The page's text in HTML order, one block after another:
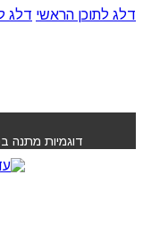
דלג לתוכן הראשי דלג
דוגמיות מתנה
מסכת צבע